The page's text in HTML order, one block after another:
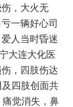
，大火无
一辆好心司
人当时昏迷
大连大化医
，四肢伤达
四肢创面共
觉消失，鼻